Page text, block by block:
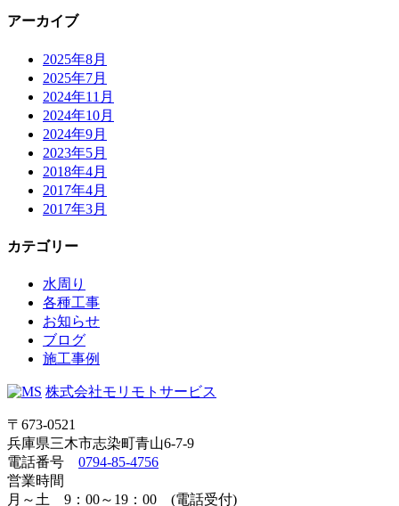
アーカイブ
2025年8月
2025年7月
2024年11月
2024年10月
2024年9月
2023年5月
2018年4月
2017年4月
2017年3月
カテゴリー
水周り
各種工事
お知らせ
ブログ
施工事例
株式会社モリモトサービス
〒673-0521
兵庫県三木市志染町青山6-7-9
電話番号 0794-85-4756
営業時間
月～土 9：00～19：00 (電話受付)